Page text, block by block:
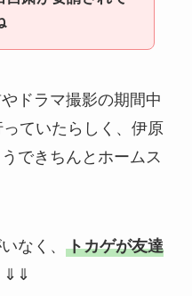
ドラマ撮影の期間中
ていたらしく、伊原
できちんとホームス
なく、 トカゲが友達
⇓⇓